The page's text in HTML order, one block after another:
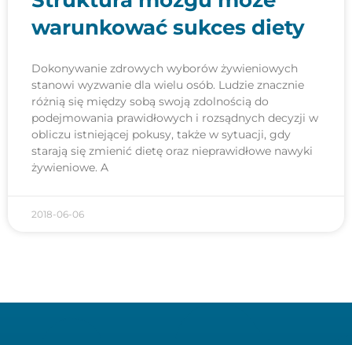
warunkować sukces diety
Dokonywanie zdrowych wyborów żywieniowych
stanowi wyzwanie dla wielu osób. Ludzie znacznie
różnią się między sobą swoją zdolnością do
podejmowania prawidłowych i rozsądnych decyzji w
obliczu istniejącej pokusy, także w sytuacji, gdy
starają się zmienić dietę oraz nieprawidłowe nawyki
żywieniowe. A
2018-06-06